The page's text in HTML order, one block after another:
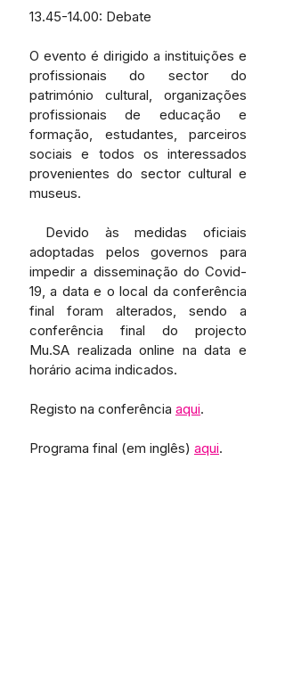
13.45-14.00: Debate
O evento é dirigido a instituições e
profissionais do sector do
património cultural, organizações
profissionais de educação e
formação, estudantes, parceiros
sociais e todos os interessados
provenientes do sector cultural e
museus.
adoptadas pelos governos para
impedir a disseminação do Covid-
19, a data e o local da conferência
final foram alterados, sendo a
conferência final do projecto
Mu.SA realizada online na data e
horário acima indicados.
Registo na conferência aqui.
Programa final (em inglês) aqui.